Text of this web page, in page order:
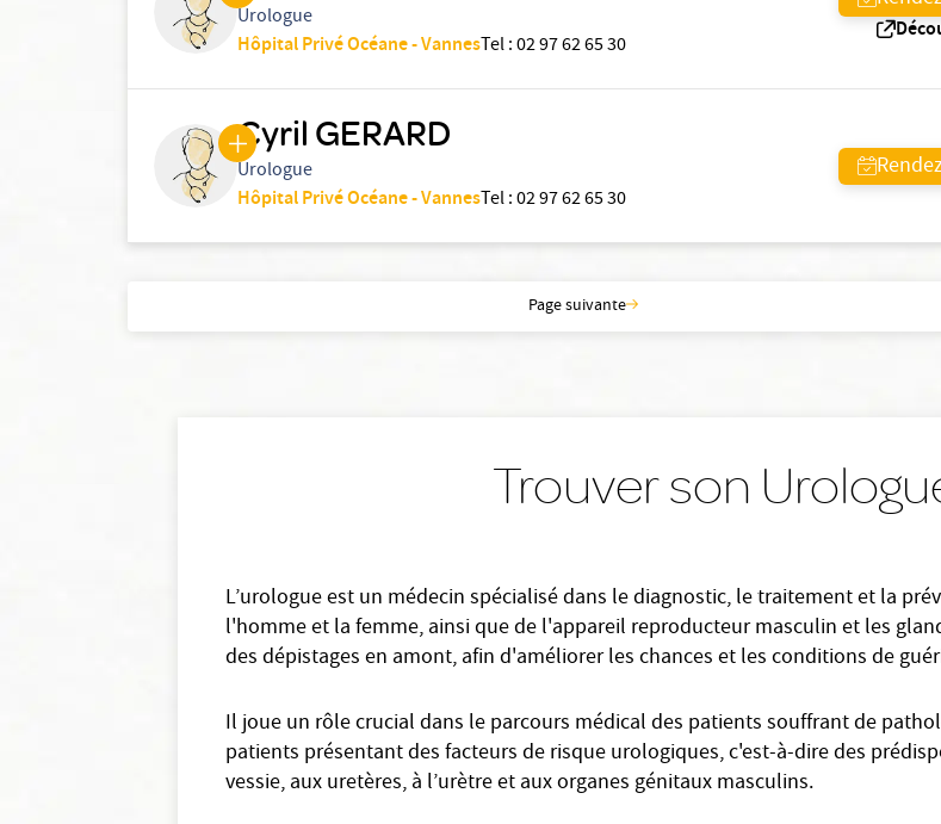
Urologue
Hôpital Privé Océane - VannesTel:02 97 62 65 30
Cyril GERARD
Urologue
Hôpital Privé Océane - VannesTel:02 97 62 65 30
Page suivante
Trouver son
L’urologue est un médecin spécialisé dans le diagnostic, le traitement et la
l'homme et la femme, ainsi que de l'appareil reproducteur masculin et les
des dépistages en amont, afin d'améliorer les chances et les conditions de
Il joue un rôle crucial dans le parcours médical des patients souffrant de
patients présentant des facteurs de risque urologiques, c'est-à-dire des
vessie, aux uretères, à l’urètre et aux organes génitaux masculins.